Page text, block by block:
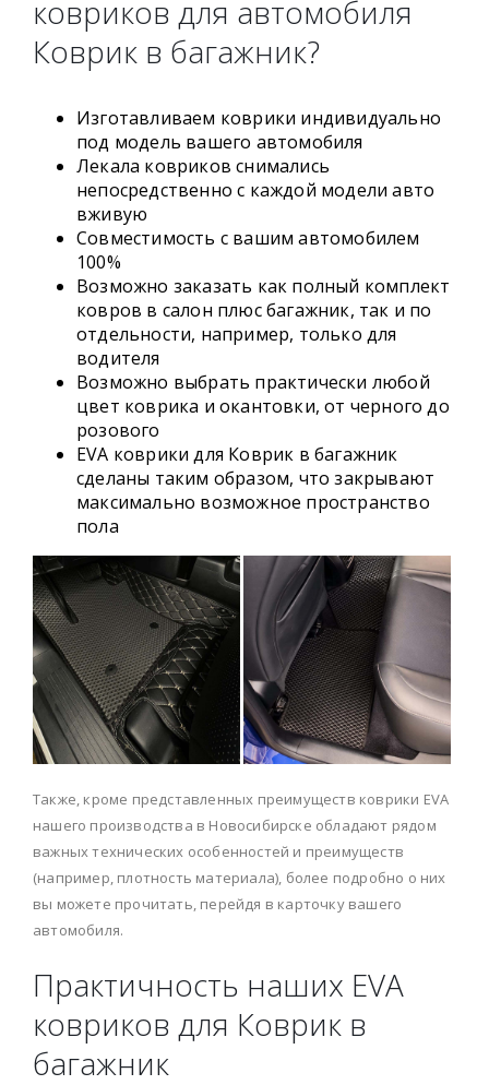
ковриков для автомобиля
Коврик в багажник?
Изготавливаем коврики индивидуально
под модель вашего автомобиля
Лекала ковриков снимались
непосредственно с каждой модели авто
вживую
Совместимость с вашим автомобилем
100%
Возможно заказать как полный комплект
ковров в салон плюс багажник, так и по
отдельности, например, только для
водителя
Возможно выбрать практически любой
цвет коврика и окантовки, от черного до
розового
EVA коврики для Коврик в багажник
сделаны таким образом, что закрывают
максимально возможное пространство
пола
Также, кроме представленных преимуществ коврики EVA
нашего производства в Новосибирске обладают рядом
важных технических особенностей и преимуществ
(например, плотность материала), более подробно о них
вы можете прочитать, перейдя в карточку вашего
автомобиля.
Практичность наших EVA
ковриков для Коврик в
багажник